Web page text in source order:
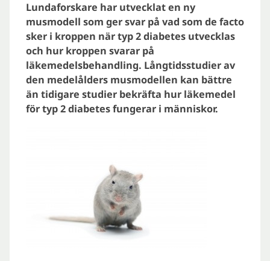
Lundaforskare har utvecklat en ny
musmodell som ger svar på vad som de facto
sker i kroppen när typ 2 diabetes utvecklas
och hur kroppen svarar på
läkemedelsbehandling. Långtidsstudier av
den medelålders musmodellen kan bättre
än tidigare studier bekräfta hur läkemedel
för typ 2 diabetes fungerar i människor.